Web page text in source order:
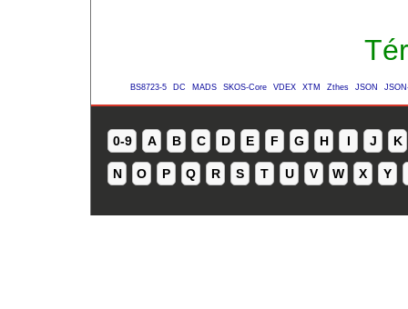
BS8723-5 DC MADS SKOS-Core VDEX XTM Zthes JSON
0-9 A B C D E F G H I J K
N O P Q R S T U V W X Y